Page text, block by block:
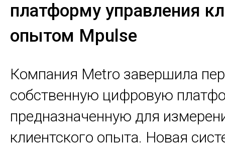
платформу управления
опытом Mpulse
Компания Metro завершила
собственную цифровую
предназначенную для
клиентского опыта. Новая